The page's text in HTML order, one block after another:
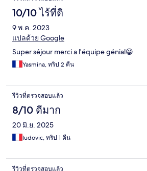
10/10 ไร้ที่ติ
9 พ.ค. 2023
แปลด้วย Google
Super séjour merci a l'équipe génial😀
Yasmina, ทริป 2 คืน
รีวิวที่ตรวจสอบแล้ว
8/10 ดีมาก
20 มิ.ย. 2025
ludovic, ทริป 1 คืน
รีวิวที่ตรวจสอบแล้ว